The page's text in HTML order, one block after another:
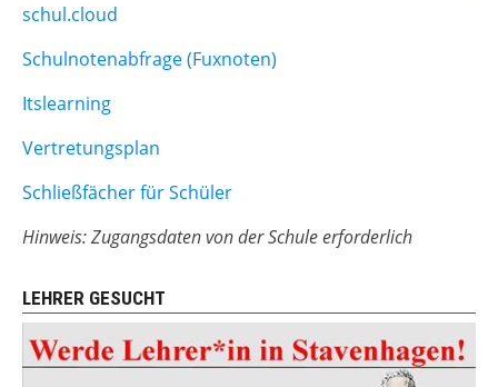
schul.cloud
Schulnotenabfrage (Fuxnoten)
Itslearning
Vertretungsplan
Schließfächer für Schüler
Hinweis: Zugangsdaten von der Schule erforderlich
LEHRER GESUCHT